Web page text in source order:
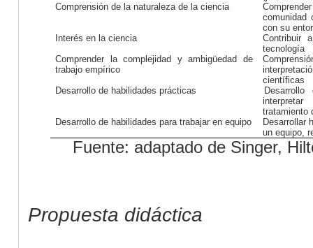
Comprensión de la naturaleza de la ciencia
comunidad
con su
Interés en la ciencia
Contribuir
tecnología
Comprender la complejidad y ambigüedad de
trabajo empírico
científicas
Desarrollo de habilidades prácticas
tratamiento
Desarrollo de habilidades para trabajar en equipo
Desarrollar
un equipo,
Fuente: adaptado de Singer,
Propuesta didáctica